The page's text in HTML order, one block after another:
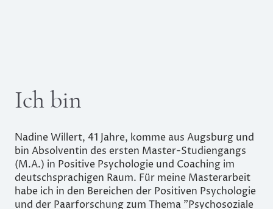
Ich bin
Nadine Willert, 41 Jahre, komme aus Augsburg und
bin Absolventin des ersten Master-Studiengangs
(M.A.) in Positive Psychologie und Coaching im
deutschsprachigen Raum. Für meine Masterarbeit
habe ich in den Bereichen der Positiven Psychologie
und der Paarforschung zum Thema "Psychosoziale